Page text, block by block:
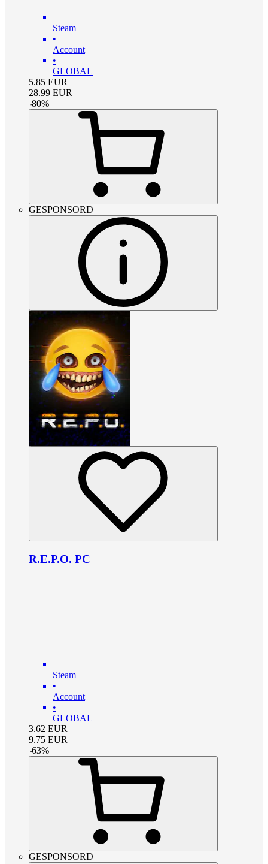
Steam
•
Account
•
GLOBAL
5.85 EUR
28.99 EUR
-80%
GESPONSORD
R.E.P.O. PC
Steam
•
Account
•
GLOBAL
3.62 EUR
9.75 EUR
-63%
GESPONSORD